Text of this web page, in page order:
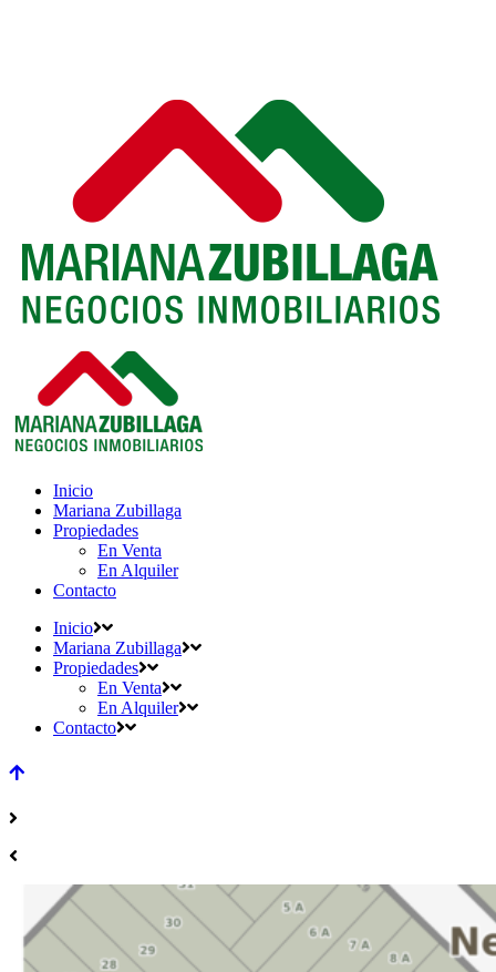
Inicio
Mariana Zubillaga
Propiedades
En Venta
En Alquiler
Contacto
Inicio
Mariana Zubillaga
Propiedades
En Venta
En Alquiler
Contacto